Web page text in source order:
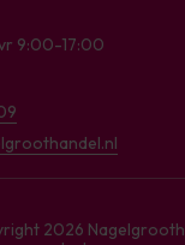
9:00-17:00
2026